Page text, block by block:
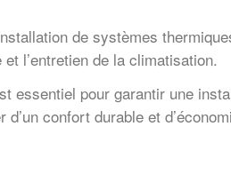
de systèmes
l’entretien de la climatisation.
essentiel pour garantir une
d’un confort durable et
✕